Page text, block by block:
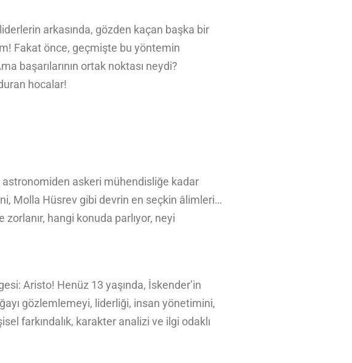
arkasında, gözden kaçan başka bir
Fakat önce, geçmişte bu yöntemin
başarılarının ortak noktası neydi?
hocalar!
askeri mühendisliğe kadar
Molla Hüsrev gibi devrin en seçkin âlimleri…
hangi konuda parlıyor, neyi
Aristo! Henüz 13 yaşında, İskender’in
gözlemlemeyi, liderliği, insan yönetimini,
farkındalık, karakter analizi ve ilgi odaklı